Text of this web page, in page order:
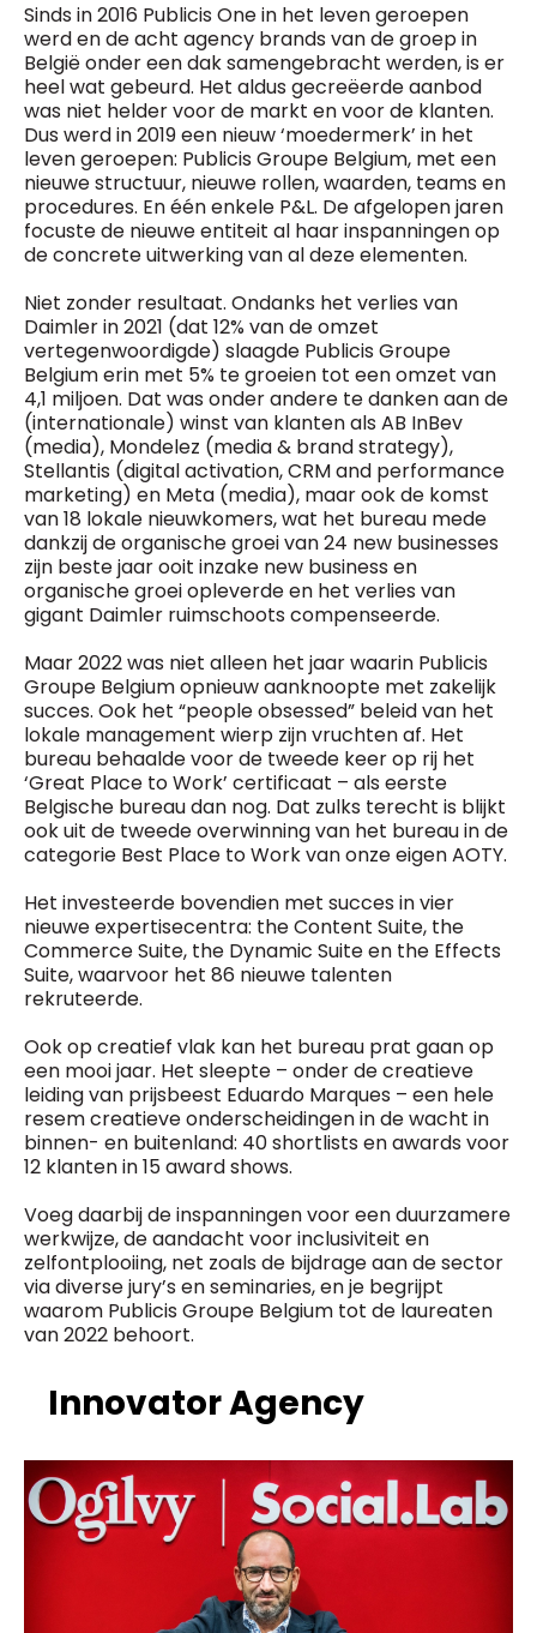
Sinds in 2016 Publicis One in het leven geroepen
werd en de acht agency brands van de groep in
België onder een dak samengebracht werden, is er
heel wat gebeurd. Het aldus gecreëerde aanbod
was niet helder voor de markt en voor de klanten.
Dus werd in 2019 een nieuw ‘moedermerk’ in het
leven geroepen: Publicis Groupe Belgium, met een
nieuwe structuur, nieuwe rollen, waarden, teams en
procedures. En één enkele P&L. De afgelopen jaren
focuste de nieuwe entiteit al haar inspanningen op
de concrete uitwerking van al deze elementen.
Niet zonder resultaat. Ondanks het verlies van
Daimler in 2021 (dat 12% van de omzet
vertegenwoordigde) slaagde Publicis Groupe
Belgium erin met 5% te groeien tot een omzet van
4,1 miljoen. Dat was onder andere te danken aan de
(internationale) winst van klanten als AB InBev
(media), Mondelez (media & brand strategy),
Stellantis (digital activation, CRM and performance
marketing) en Meta (media), maar ook de komst
van 18 lokale nieuwkomers, wat het bureau mede
dankzij de organische groei van 24 new businesses
zijn beste jaar ooit inzake new business en
organische groei opleverde en het verlies van
gigant Daimler ruimschoots compenseerde.
Maar 2022 was niet alleen het jaar waarin Publicis
Groupe Belgium opnieuw aanknoopte met zakelijk
succes. Ook het “people obsessed” beleid van het
lokale management wierp zijn vruchten af. Het
bureau behaalde voor de tweede keer op rij het
‘Great Place to Work’ certificaat – als eerste
Belgische bureau dan nog. Dat zulks terecht is blijkt
ook uit de tweede overwinning van het bureau in de
categorie Best Place to Work van onze eigen AOTY.
Het investeerde bovendien met succes in vier
nieuwe expertisecentra: the Content Suite, the
Commerce Suite, the Dynamic Suite en the Effects
Suite, waarvoor het 86 nieuwe talenten
rekruteerde.
Ook op creatief vlak kan het bureau prat gaan op
een mooi jaar. Het sleepte – onder de creatieve
leiding van prijsbeest Eduardo Marques – een hele
resem creatieve onderscheidingen in de wacht in
binnen- en buitenland: 40 shortlists en awards voor
12 klanten in 15 award shows.
Voeg daarbij de inspanningen voor een duurzamere
werkwijze, de aandacht voor inclusiviteit en
zelfontplooiing, net zoals de bijdrage aan de sector
via diverse jury’s en seminaries, en je begrijpt
waarom Publicis Groupe Belgium tot de laureaten
van 2022 behoort.
Innovator Agency